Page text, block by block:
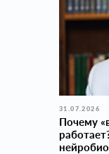
31.07.2026
Почему